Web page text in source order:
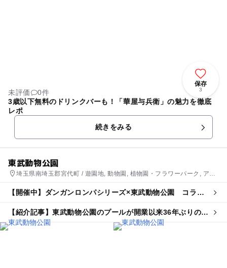
保存
3
未評価
0件
3歳以下無料のドリンクバーも！「華屋与兵衛」の魅力を徹底
レポ
続きをみる
東武動物公園
埼玉県南埼玉郡宮代町 / 遊園地, 動物園, 植物園・フラワーパーク, アス
【開催中】ダンガンロンパシリーズ×東武動物公園 コラボ
【紹介記事】東武動物公園のプールが開業以来36年ぶりの大
改修 ウォーターチャレンジとのコラボも